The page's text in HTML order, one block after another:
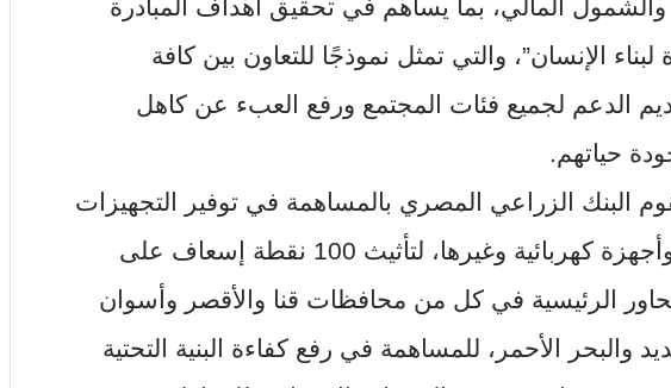
والشمول المالي، بما يساهم في تحقيق أهداف المبادرة
لبناء الإنسان”، والتي تمثل نموذجًا للتعاون بين كافة
الدعم لجميع فئات المجتمع ورفع العبء عن كاهل
حياتهم.
البنك الزراعي المصري بالمساهمة في توفير التجهيزات
الضرورية من أَسِرة وأجهزة كهربائية وغيرها، لتأثيث 100 نقطة إسعاف على
الرئيسية في كل من محافظات قنا والأقصر وأسوان
والبحر الأحمر، للمساهمة في رفع كفاءة البنية التحتية